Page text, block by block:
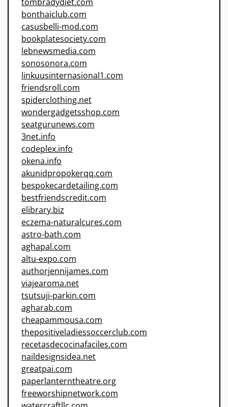
bonthaiclub.com
casusbelli-mod.com
bookplatesociety.com
lebnewsmedia.com
sonosonora.com
linkuusinternasional1.com
friendsroll.com
spiderclothing.net
wondergadgetsshop.com
seatgurunews.com
3net.info
codeplex.info
okena.info
akunidpropokerqq.com
bespokecardetailing.com
bestfriendscredit.com
elibrary.biz
eczema-naturalcures.com
astro-bath.com
aghapal.com
altu-expo.com
authorjennijames.com
viajearoma.net
tsutsuji-parkin.com
agharab.com
cheapammousa.com
thepositiveladiessoccerclub.com
recetasdecocinafaciles.com
naildesignsidea.net
greatpai.com
paperlanterntheatre.org
freeworshipnetwork.com